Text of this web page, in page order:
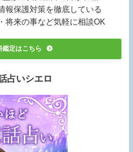
報保護対策を徹底している
将来の事など気軽に相談OK
鑑定はこちら
占いシエロ